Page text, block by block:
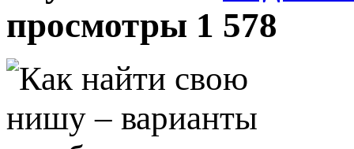
просмотры 1 578